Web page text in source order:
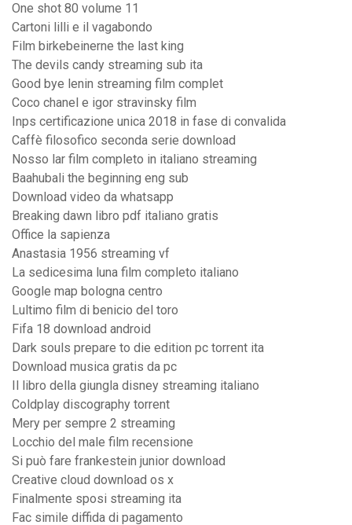
One shot 80 volume 11
Cartoni lilli e il vagabondo
Film birkebeinerne the last king
The devils candy streaming sub ita
Good bye lenin streaming film complet
Coco chanel e igor stravinsky film
Inps certificazione unica 2018 in fase di convalida
Caffè filosofico seconda serie download
Nosso lar film completo in italiano streaming
Baahubali the beginning eng sub
Download video da whatsapp
Breaking dawn libro pdf italiano gratis
Office la sapienza
Anastasia 1956 streaming vf
La sedicesima luna film completo italiano
Google map bologna centro
Lultimo film di benicio del toro
Fifa 18 download android
Dark souls prepare to die edition pc torrent ita
Download musica gratis da pc
Il libro della giungla disney streaming italiano
Coldplay discography torrent
Mery per sempre 2 streaming
Locchio del male film recensione
Si può fare frankestein junior download
Creative cloud download os x
Finalmente sposi streaming ita
Fac simile diffida di pagamento